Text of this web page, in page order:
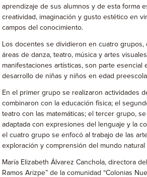
aprendizaje de sus alumnos y de esta forma
creatividad, imaginación y gusto estético en
campos del conocimiento.
Los docentes se dividieron en cuatro grupos,
áreas de danza, teatro, música y artes
manifestaciones artísticas, son parte esencial
desarrollo de niñas y niños en edad
En el primer grupo se realizaron actividades
combinaron con la educación física; el
teatro con las matemáticas; el tercer grupo,
adaptada con expresiones del lenguaje y la
el cuatro grupo se enfocó al trabajo de las
exploración y comprensión del mundo natural
María Elizabeth Álvarez Canchola, directora
Ramos Arizpe” de la comunidad “Colonias